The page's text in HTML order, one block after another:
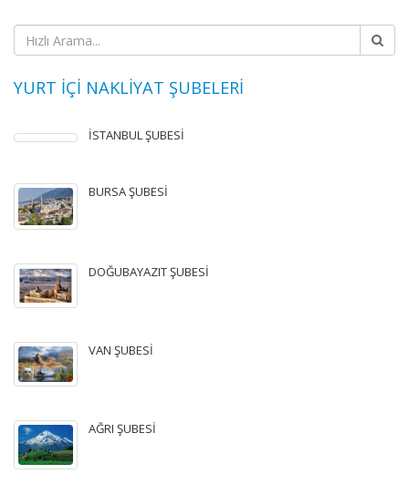
YURT İÇİ NAKLİYAT ŞUBELERİ
İSTANBUL ŞUBESİ
BURSA ŞUBESİ
DOĞUBAYAZIT ŞUBESİ
VAN ŞUBESİ
AĞRI ŞUBESİ